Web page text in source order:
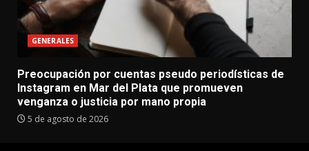
GENERALES
Preocupación por cuentas pseudo periodísticas de
Instagram en Mar del Plata que promueven
venganza o justicia por mano propia
5 de agosto de 2026